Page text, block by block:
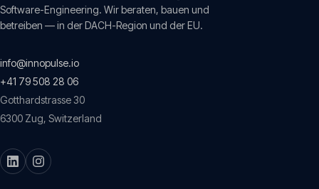
Software-Engineering. Wir beraten, bauen und
betreiben — in der DACH-Region und der EU.
info@innopulse.io
+41 79 508 28 06
Gotthardstrasse 30
6300 Zug, Switzerland